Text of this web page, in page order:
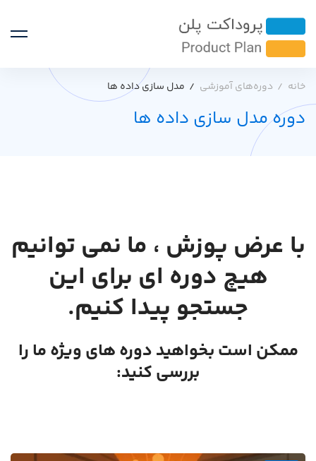
خانه دوره‌های آموزشی مدل سازی داده ها
دوره مدل سازی داده ها
با عرض پوزش ، ما نمی توانیم
هیچ دوره ای برای این
جستجو پیدا کنیم.
ممکن است بخواهید دوره های ویژه ما را
بررسی کنید: